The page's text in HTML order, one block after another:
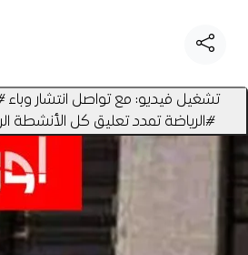
تشغيل فيديو: مع تواصل انتشار وباء
#الرياضة تمدد تعليق كل الأنشطة